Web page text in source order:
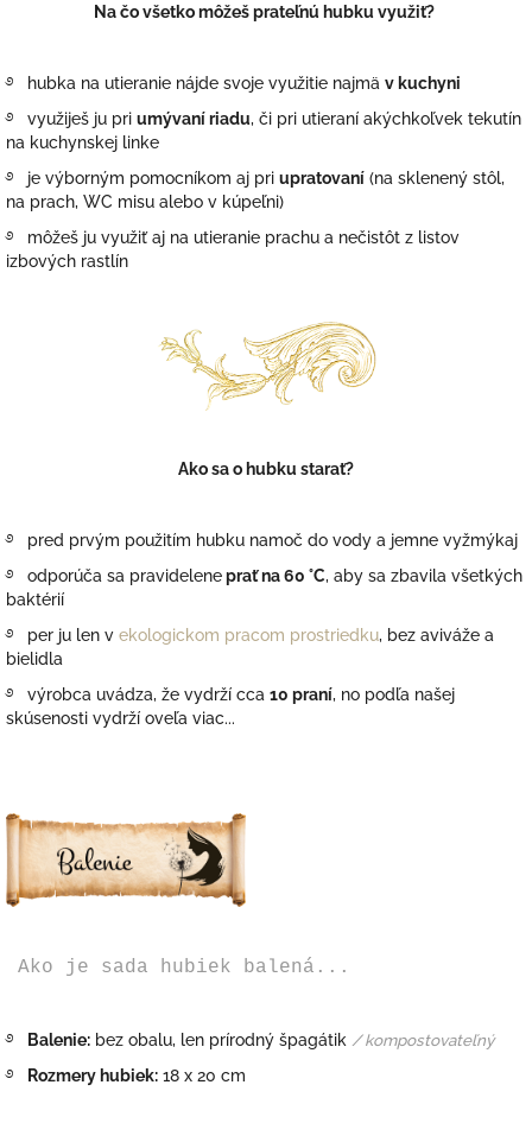
Na čo všetko môžeš prateľnú hubku využiť?
࿔ hubka na utieranie nájde svoje využitie najmä v kuchyni
࿔ využiješ ju pri umývaní riadu, či pri utieraní akýchkoľvek tekutín
na kuchynskej linke
࿔ je výborným pomocníkom aj pri upratovaní (na sklenený stôl,
na prach, WC misu alebo v kúpeľni)
࿔ môžeš ju využiť aj na utieranie prachu a nečistôt z listov
izbových rastlín
Ako sa o hubku starať?
࿔ pred prvým použitím hubku namoč do vody a jemne vyžmýkaj
࿔ odporúča sa pravideleneprať na 60 °C, aby sa zbavila všetkých
baktérií
࿔ per ju len v ekologickom pracom prostriedku, bez aviváže a
bielidla
࿔ výrobca uvádza, že vydrží cca 10 praní, no podľa našej
skúsenosti vydrží oveľa viac...
Ako je sada hubiek balená...
࿔ Balenie: bez obalu, len prírodný špagátik / kompostovateľný
࿔
Rozmery hubiek: 18 x 20 cm